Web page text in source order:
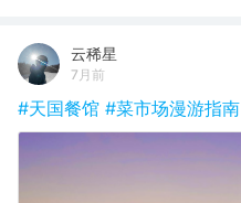
云稀星
7月前
#天国餐馆 #菜市场漫游指南